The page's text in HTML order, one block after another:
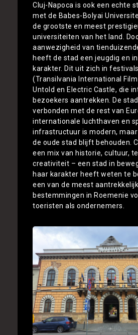
Cluj-Napoca is ook een echte
met de Babes-Bolyai
de grootste en meest
universiteiten van het land.
aanwezigheid van
heeft de stad een jeugdig en
karakter. Dit uit zich in
(Transilvania International
Untold en Electric Castle, die
bezoekers aantrekken. De
verbonden met de rest van
internationale luchthaven en
infrastructuur is modern,
de oude stad blijft behouden.
een mix van historie, cultuur,
creativiteit – een stad in
haar karakter heeft weten te
een van de meest
bestemmingen in Roemenie
toeristen als ondernemers.